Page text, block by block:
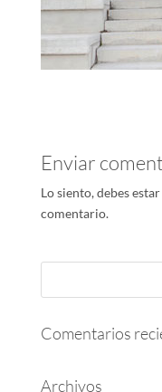
Enviar
Lo siento, debes estar
comentario.
Comentarios
Archivos